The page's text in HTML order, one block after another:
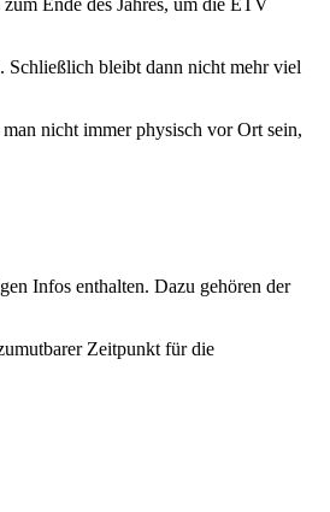
Ende des Jahres, um die ETV
Schließlich bleibt dann nicht mehr viel
nicht immer physisch vor Ort sein,
Infos enthalten. Dazu gehören der
Zeitpunkt für die